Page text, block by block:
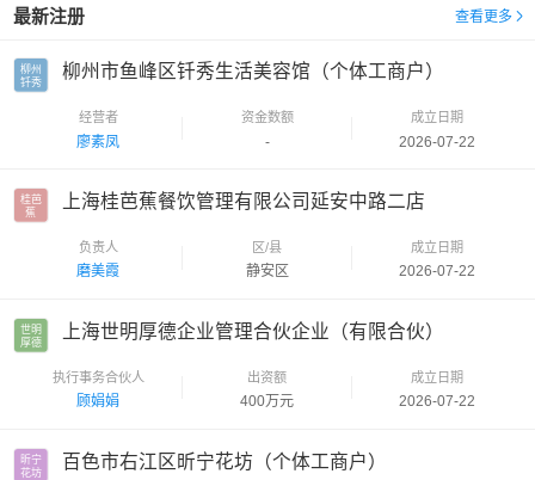
最新注册 查看更多
柳州
钎秀
柳州市鱼峰区钎秀生活美容馆（个体工商户）
经营者
廖素凤
资金数额
-
成立日期
2026-07-22
桂芭
蕉
上海桂芭蕉餐饮管理有限公司延安中路二店
负责人
磨美霞
区/县
静安区
成立日期
2026-07-22
世明
厚德
上海世明厚德企业管理合伙企业（有限合伙）
执行事务合伙人
顾娟娟
出资额
400万元
成立日期
2026-07-22
昕宁
花坊
百色市右江区昕宁花坊（个体工商户）